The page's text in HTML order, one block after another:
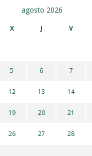
agosto 2026
X J V
5 6 7
12 13 14
19 20 21
26 27 28